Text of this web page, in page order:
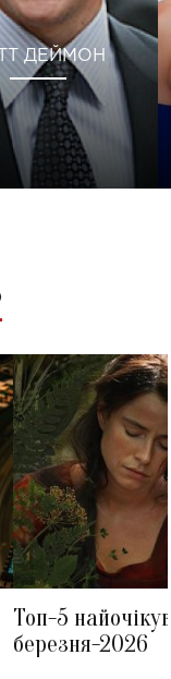
ДЕЙМОН
Топ-5
березня-2026